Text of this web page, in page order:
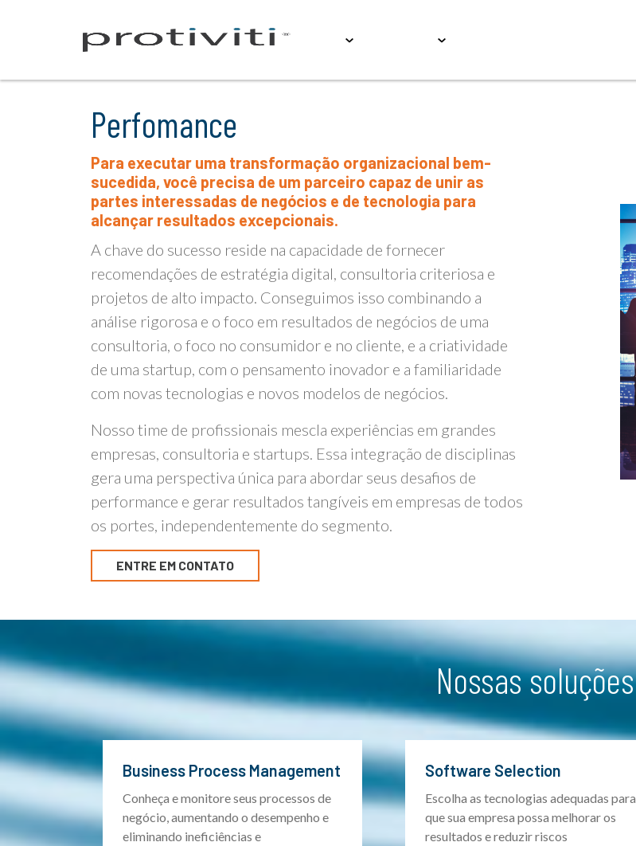
Perfomance
Para executar uma transformação organizacional bem-
sucedida, você precisa de um parceiro capaz de unir as
partes interessadas de negócios e de tecnologia para
alcançar resultados excepcionais.
A chave do sucesso reside na capacidade de fornecer
recomendações de estratégia digital, consultoria criteriosa e
projetos de alto impacto. Conseguimos isso combinando a
análise rigorosa e o foco em resultados de negócios de uma
consultoria, o foco no consumidor e no cliente, e a criatividade
de uma startup, com o pensamento inovador e a familiaridade
com novas tecnologias e novos modelos de negócios.
Nosso time de profissionais mescla experiências em grandes
empresas, consultoria e startups. Essa integração de disciplinas
gera uma perspectiva única para abordar seus desafios de
performance e gerar resultados tangíveis em empresas de todos
os portes, independentemente do segmento.
ENTRE EM CONTATO
Nossas soluções
Business Process Management
Conheça e monitore seus processos de
negócio, aumentando o desempenho e
eliminando ineficiências e
Software Selection
Escolha as tecnologias adequadas para
que sua empresa possa melhorar os
resultados e reduzir riscos